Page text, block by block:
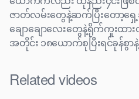
ဇာတ်လမ်းတွေနဲ့ဆက်ပြီးတော့
ချောချောလေးတွေနဲ့ရိုက်ကူးထားတဲ့
အတိုင်း ၁၈ယောက်စုပြီးရင်ခုန်စွ
Related videos